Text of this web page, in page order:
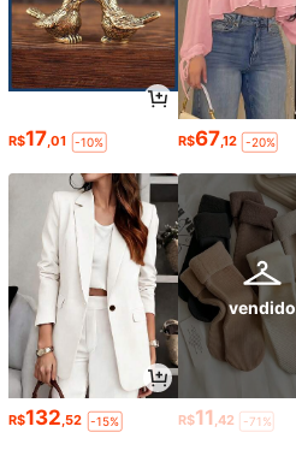
R$17,01 -10% R$67,12 -20%
R$132,52 -15%
vendido
R$11 ,42 -71%